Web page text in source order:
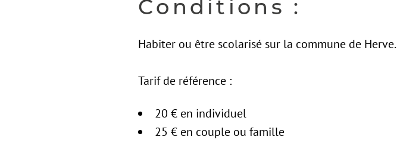
Conditions :
Habiter ou être scolarisé sur la commune de Herve.
Tarif de référence :
20 € en individuel
25 € en couple ou famille